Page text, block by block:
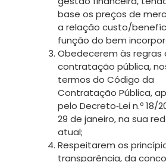
base os preços de
a relação custo/
função do bem
Obedecerem às regras
contratação pública,
termos do Código da
Contratação Pública,
pelo Decreto‐Lei n.º 18/
29 de janeiro, na sua
atual;
Respeitarem os
transparência, da